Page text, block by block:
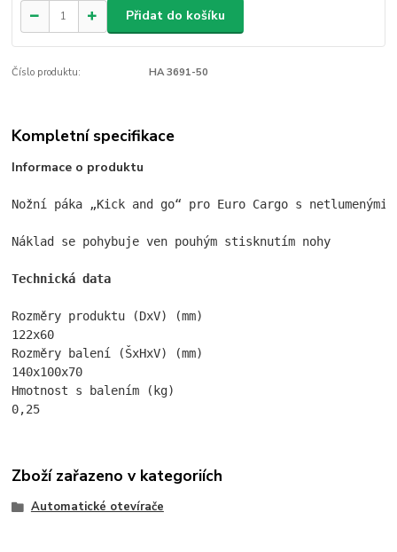
Přidat do košíku
Číslo produktu: HA 3691-50
Kompletní specifikace
Informace o produktu
Nožní páka „Kick and go“ pro Euro Cargo s
Technická data
Rozměry produktu (DxV) (mm)
122x60
Rozměry balení (ŠxHxV) (mm)
140x100x70
Hmotnost s balením (kg)
0,25
Zboží zařazeno v kategoriích
Automatické otevírače